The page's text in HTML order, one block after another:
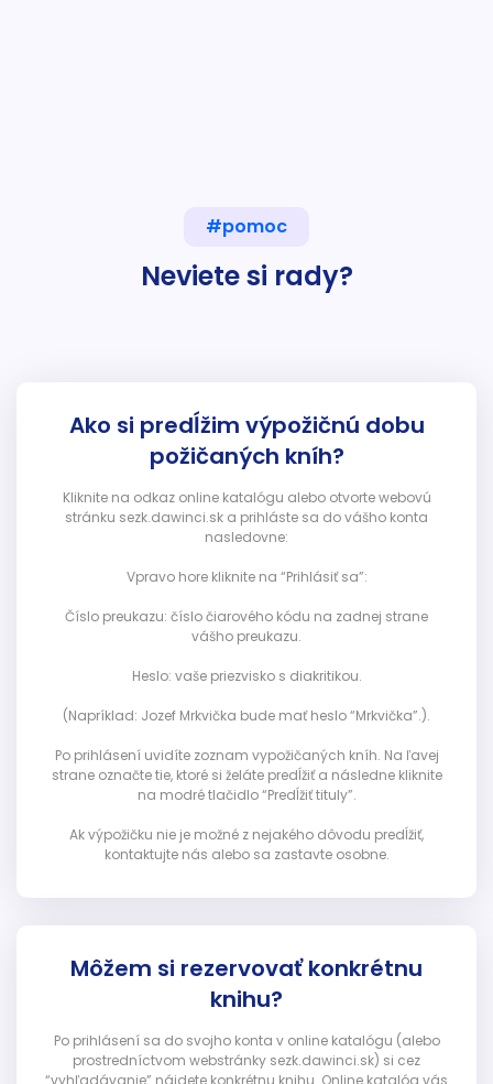
#pomoc
Neviete si rady?
Ako si predĺžim výpožičnú dobu
požičaných kníh?
Kliknite na odkaz online katalógu alebo otvorte webovú
stránku sezk.dawinci.sk a prihláste sa do vášho konta
nasledovne:
Vpravo hore kliknite na “Prihlásiť sa”:
Číslo preukazu: číslo čiarového kódu na zadnej strane
vášho preukazu.
Heslo: vaše priezvisko s diakritikou.
(Napríklad: Jozef Mrkvička bude mať heslo “Mrkvička”.).
Po prihlásení uvidíte zoznam vypožičaných kníh. Na ľavej
strane označte tie, ktoré si želáte predĺžiť a následne kliknite
na modré tlačidlo “Predĺžiť tituly”.
Ak výpožičku nie je možné z nejakého dôvodu predĺžiť,
kontaktujte nás alebo sa zastavte osobne.
Môžem si rezervovať konkrétnu
knihu?
Po prihlásení sa do svojho konta v online katalógu (alebo
prostredníctvom webstránky sezk.dawinci.sk) si cez
“vyhľadávanie” nájdete konkrétnu knihu. Online katalóg vás